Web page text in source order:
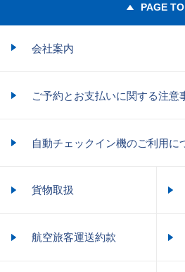
PAGE
会社案内
ご予約とお支払いに関する注意
自動チェックイン機のご利用に
貨物取扱
航空旅客運送約款